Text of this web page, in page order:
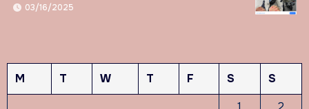
03/16/2025
M T W T F S
S